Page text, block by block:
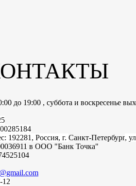
до 19:00 , суббота и воскресенье
192281, Россия, г. Санкт-Петербург,
в ООО "Банк Точка"
12